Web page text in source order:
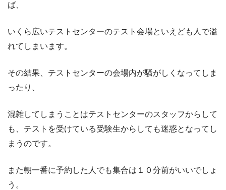
ば、
いくら広いテストセンターのテスト会場といえども人で溢
れてしまいます。
その結果、テストセンターの会場内が騒がしくなってしま
ったり、
混雑してしまうことはテストセンターのスタッフからして
も、テストを受けている受験生からしても迷惑となってし
まうのです。
また朝一番に予約した人でも集合は１０分前がいいでしょ
う。